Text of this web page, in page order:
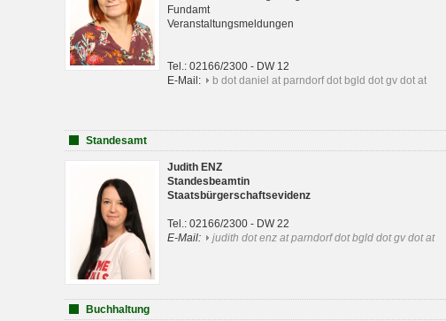
Fundamt
Veranstaltungsmeldungen
Tel.: 02166/2300 - DW 12
E-Mail:
b dot daniel at parndorf dot bgld dot gv dot at
Standesamt
Judith ENZ
Standesbeamtin
Staatsbürgerschaftsevidenz
Tel.: 02166/2300 - DW 22
E-Mail:
judith dot enz at parndorf dot bgld dot gv dot at
Buchhaltung